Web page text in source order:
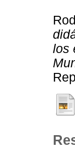
los